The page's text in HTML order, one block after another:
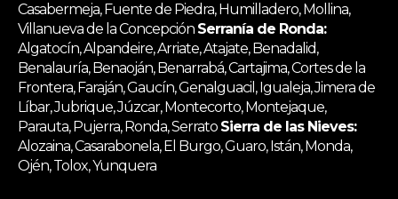
Casabermeja, Fuente de Piedra, Humilladero, Mollina,
Villanueva de la Concepción Serranía de Ronda:
Algatocín, Alpandeire, Arriate, Atajate, Benadalid,
Benalauría, Benaoján, Benarrabá, Cartajima, Cortes de la
Frontera, Faraján, Gaucín, Genalguacil, Igualeja, Jimera de
Líbar, Jubrique, Júzcar, Montecorto, Montejaque,
Parauta, Pujerra, Ronda, Serrato Sierra de las Nieves:
Alozaina, Casarabonela, El Burgo, Guaro, Istán, Monda,
Ojén, Tolox, Yunquera